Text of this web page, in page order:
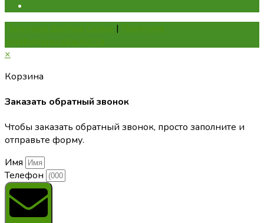
Политика файлов Cookie | Политика
конфиденциальности
×
Корзина
Заказать обратный звонок
Чтобы заказать обратный звонок, просто заполните и
отправьте форму.
Имя
Телефон